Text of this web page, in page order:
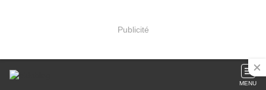
Publicité
MENU